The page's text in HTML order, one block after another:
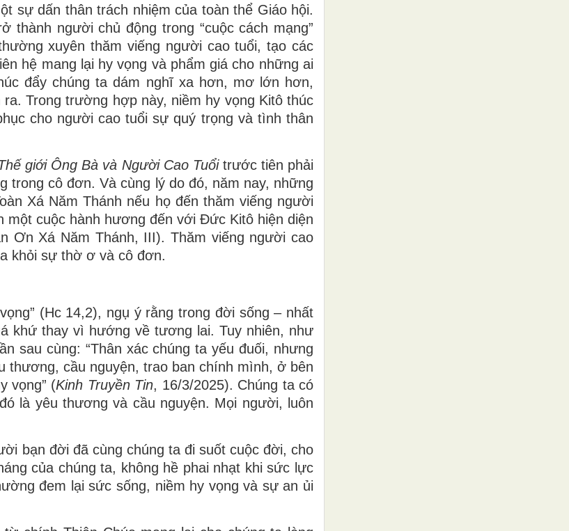
sự dấn thân trách nhiệm của toàn thể Giáo hội.
người chủ động trong “cuộc cách mạng”
xuyên thăm viếng người cao tuổi, tạo các
hệ mang lại hy vọng và phẩm giá cho những ai
đẩy chúng ta dám nghĩ xa hơn, mơ lớn hơn,
Trong trường hợp này, niềm hy vọng Kitô thúc
cho người cao tuổi sự quý trọng và tình thân
giới Ông Bà và Người Cao Tuổitrước tiên phải
cô đơn. Và cùng lý do đó, năm nay, những
Xá Năm Thánh nếu họ đến thăm viếng người
cuộc hành hương đến với Đức Kitô hiện diện
Ơn Xá Năm Thánh, III). Thăm viếng người cao
khỏi sự thờ ơ và cô đơn.
(Hc 14,2), ngụ ý rằng trong đời sống – nhất
khứ thay vì hướng về tương lai. Tuy nhiên, như
sau cùng: “Thân xác chúng ta yếu đuối, nhưng
thương, cầu nguyện, trao ban chính mình, ở bên
vọng” (Kinh Truyền Tin, 16/3/2025). Chúng ta có
là yêu thương và cầu nguyện. Mọi người, luôn
bạn đời đã cùng chúng ta đi suốt cuộc đời, cho
của chúng ta, không hề phai nhạt khi sức lực
đem lại sức sống, niềm hy vọng và sự an ủi